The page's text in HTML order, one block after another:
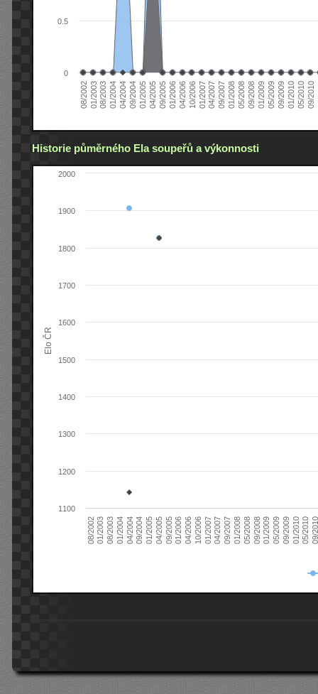
08/200201/200308/200301/200404/200409/200401/200504/200509/200501/200604/200610/200601/200704/200709/200701/200805/200809/200801/200905/200909/200901/201005/201009/2010
0
0.5
Historie půměrného Ela soupeřů a výkonnosti
Elo ČR
08/200201/200308/200301/200404/200409/200401/200504/200509/200501/200604/200610/200601/200704/200709/200701/200805/200809/200801/200905/200909/200901/201005/201009/
1100
1200
1300
1400
1500
1600
1700
1800
1900
2000